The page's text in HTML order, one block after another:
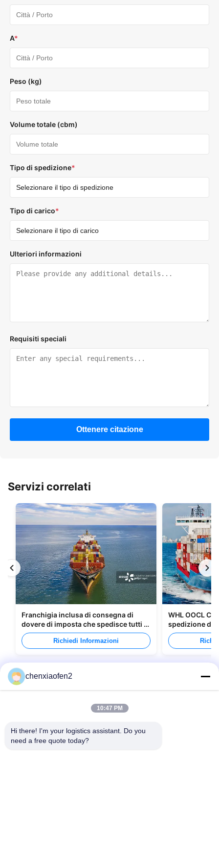
A*
Peso (kg)
Volume totale (cbm)
Tipo di spedizione*
Tipo di carico*
Ulteriori informazioni
Requisiti speciali
Ottenere citazione
Servizi correlati
Franchigia inclusa di consegna di
dovere di imposta che spedisce tutti i
tipi di imballaggi
Richiedi Informazioni
WHL OOCL
spedizione di
Canada
chenxiaofen2
10:47 PM
Hi there! I'm your logistics assistant. Do you
need a free quote today?